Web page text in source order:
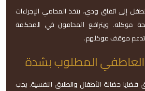
إلى اتفاق ودي، يتخذ المحامي الإجراءات
موكله. ويترافع المحامون في المحكمة
تدعم موقف موكلهم.
العاطفي المطلوب بشدة
قضايا حضانة الأطفال والطلاق النفسية. يجب